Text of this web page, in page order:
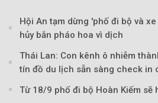
Hội An tạm dừng 'phố đi bộ và
hủy bắn pháo hoa vì dịch
Thái Lan: Con kênh ô nhiễm
tín đồ du lịch sẵn sàng check in
Từ 18/9 phố đi bộ Hoàn Kiếm sẽ